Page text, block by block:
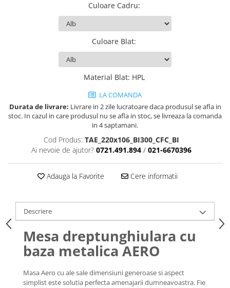
Culoare Cadru:
Culoare Blat:
Material Blat: HPL
LA COMANDA
Durata de livrare: Livrare in 2 zile lucratoare daca produsul se afla in
stoc. In cazul in care produsul nu se afla in stoc, se livreaza la comanda
in 4 saptamani.
Cod Produs: TAE_220x106_BI300_CFC_BI
Ai nevoie de ajutor? 0721.491.894 / 021-6670396
Adauga la Favorite Cere informatii
Descriere
Mesa dreptunghiulara cu
baza metalica AERO
Masa Aero cu ale sale dimensiuni generoase si aspect
simplist este solutia perfecta amenajarii dumneavoastra. Fie